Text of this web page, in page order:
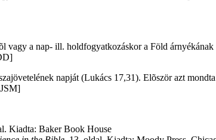
a nap- ill. holdfogyatkozáskor a Föld
napját (Lukács 17,31). Elõször azt
Kiadta: Baker Book House